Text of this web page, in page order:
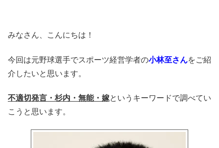
みなさん、こんにちは！
今回は元野球選手でスポーツ経営学者の小林至さんをご紹
介したいと思います。
不適切発言・杉内・無能・嫁というキーワードで調べてい
こうと思います。